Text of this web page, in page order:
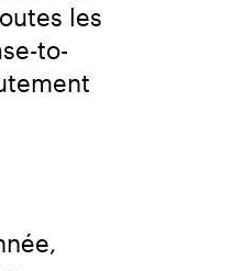
les
to-